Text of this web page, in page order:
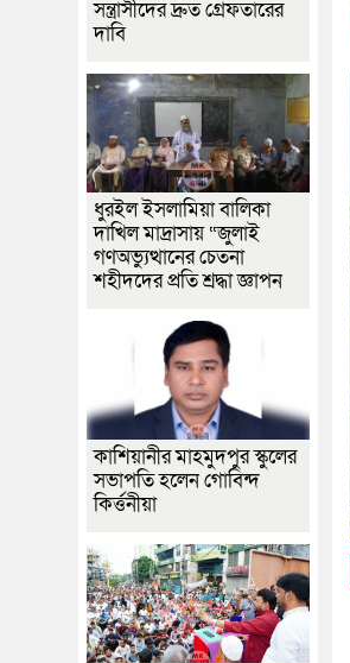
সন্ত্রাসীদের দ্রুত গ্রেফতারের
দাবি
ধুরইল ইসলামিয়া বালিকা
দাখিল মাদ্রাসায় “জুলাই
গণঅভ্যুত্থানের চেতনা
শহীদদের প্রতি শ্রদ্ধা জ্ঞাপন
কাশিয়ানীর মাহমুদপুর স্কুলের
সভাপতি হলেন গোবিন্দ
কির্ত্তনীয়া